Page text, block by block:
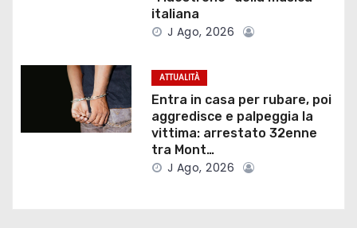
r
i
italiana
J Ago, 2026
ATTUALITÀ
Entra in casa per rubare, poi
aggredisce e palpeggia la
vittima: arrestato 32enne
tra Mont…
J Ago, 2026